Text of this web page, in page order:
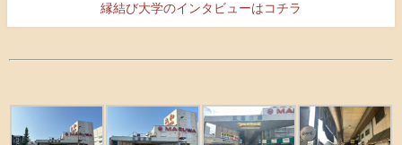
縁結び大学のインタビューはコチラ